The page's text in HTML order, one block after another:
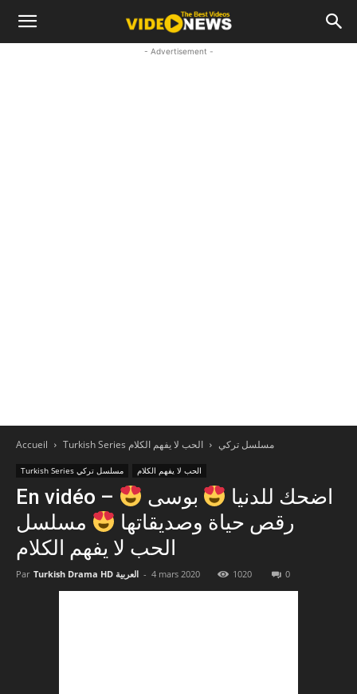
- Advertisement -
Accueil Turkish Series مسلسل تركي الحب لا يفهم الكلام
Turkish Series مسلسل تركي الحب لا يفهم الكلام
En vidéo – اضحك للدنيا
بوسى
رقص حياة وصديقاتها
مسلسل
الحب لا يفهم الكلام
Par Turkish Drama HD العربية - 4 mars 2020 1020 0